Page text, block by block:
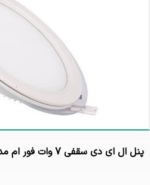
پنل ال ای دی سقفی 7 وات فور ام مدل دور شیشه ای 3 حالته